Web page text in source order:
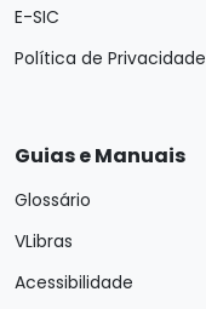
E-SIC
Política de Privacidade
Guias e Manuais
Glossário
VLibras
Acessibilidade